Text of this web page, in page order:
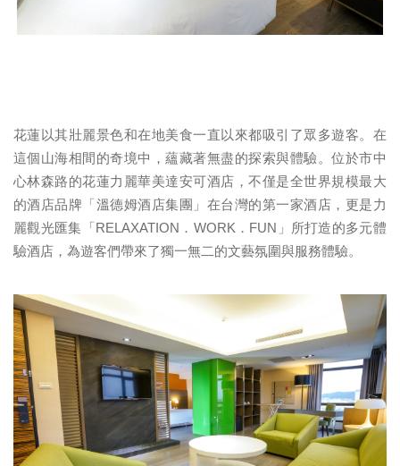
花蓮以其壯麗景色和在地美食一直以來都吸引了眾多遊客。 在
這個山海相間的奇境中，蘊藏著無盡的探索與體驗。位於市中
心林森路的花蓮力麗華美達安可酒店，不僅是全世界規模最大
的酒店品牌「溫德姆酒店集團」在台灣的第一家酒店， 更是力
麗觀光匯集「RELAXATION ． WORK ． FUN 」
所打造的多元體
驗酒店，為遊客們帶來了獨一無二的文藝氛圍與服務體驗。